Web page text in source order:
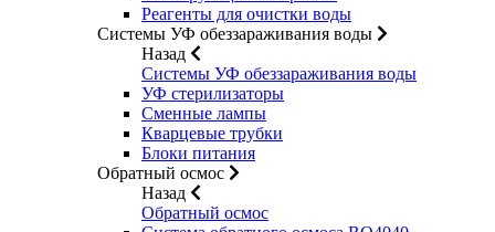
Реагенты для очистки воды
Системы УФ обеззараживания воды
Назад
Системы УФ обеззараживания воды
УФ стерилизаторы
Сменные лампы
Кварцевые трубки
Блоки питания
Обратный осмос
Назад
Обратный осмос